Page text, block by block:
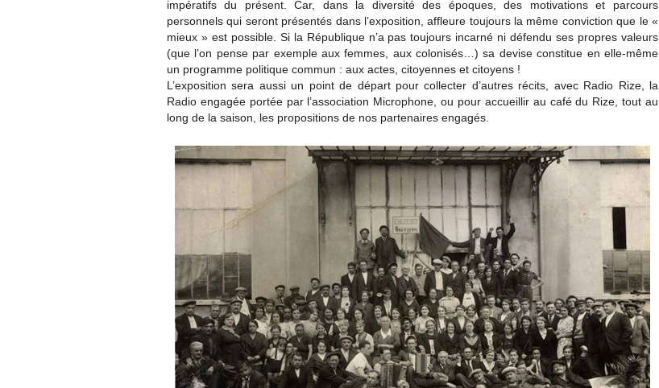
impératifs du présent. Car, dans la diversité des époques, des motivations et parcours
personnels qui seront présentés dans l’exposition, affleure toujours la même conviction que le «
mieux » est possible. Si la République n’a pas toujours incarné ni défendu ses propres valeurs
(que l’on pense par exemple aux femmes, aux colonisés…) sa devise constitue en elle-même
un programme politique commun : aux actes, citoyennes et citoyens !
L’exposition sera aussi un point de départ pour collecter d’autres récits, avec Radio Rize, la
Radio engagée portée par l’association Microphone, ou pour accueillir au café du Rize, tout au
long de la saison, les propositions de nos partenaires engagés.